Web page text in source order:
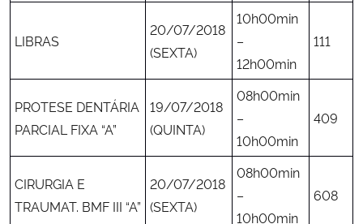
LIBRAS
20/07/2018
(SEXTA)
10h00min
–
12h00min
111
PROTESE DENTÁRIA
PARCIAL FIXA “A”
19/07/2018
(QUINTA)
08h00min
–
10h00min
409
CIRURGIA E
TRAUMAT. BMF III “A”
20/07/2018
(SEXTA)
08h00min
–
10h00min
608